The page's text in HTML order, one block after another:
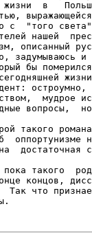
в
с  "того
нашей
описанный
задумываюсь и
бы
остроумно,
мудрое
вопросы,
такого
достаточная
такого
концов,
Так что